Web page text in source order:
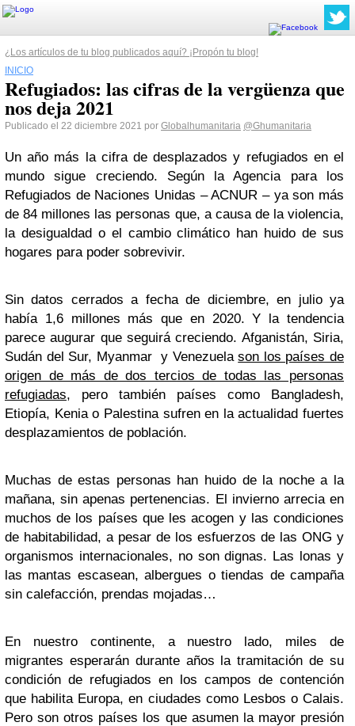
¿Los artículos de tu blog publicados aquí? ¡Propón tu blog!
INICIO
Refugiados: las cifras de la vergüenza que
nos deja 2021
Publicado el 22 diciembre 2021 por Globalhumanitaria @Ghumanitaria
Un año más la cifra de desplazados y refugiados en el
mundo sigue creciendo. Según la Agencia para los
Refugiados de Naciones Unidas – ACNUR – ya son más
de 84 millones las personas que, a causa de la violencia,
la desigualdad o el cambio climático han huido de sus
hogares para poder sobrevivir.
Sin datos cerrados a fecha de diciembre, en julio ya
había 1,6 millones más que en 2020. Y la tendencia
parece augurar que seguirá creciendo. Afganistán, Siria,
Sudán del Sur, Myanmar y Venezuelason los países de
origen de más de dos tercios de todas las personas
refugiadas, pero también países como Bangladesh,
Etiopía, Kenia o Palestina sufren en la actualidad fuertes
desplazamientos de población.
Muchas de estas personas han huido de la noche a la
mañana, sin apenas pertenencias. El invierno arrecia en
muchos de los países que les acogen y las condiciones
de habitabilidad, a pesar de los esfuerzos de las ONG y
organismos internacionales, no son dignas. Las lonas y
las mantas escasean, albergues o tiendas de campaña
sin calefacción, prendas mojadas…
En nuestro continente, a nuestro lado, miles de
migrantes esperarán durante años la tramitación de su
condición de refugiados en los campos de contención
que habilita Europa, en ciudades como Lesbos o Calais.
Pero son otros países los que asumen la mayor presión